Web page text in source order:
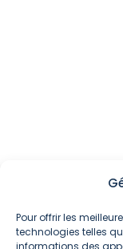
Pour offrir les
technologies telles
informations des
Me
suivre